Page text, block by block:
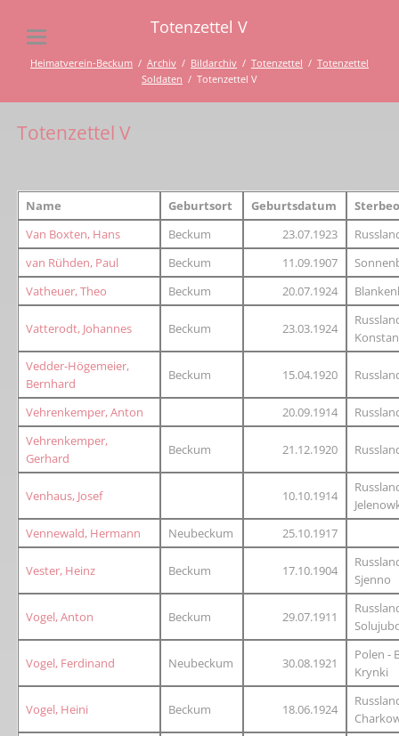
Totenzettel V
Heimatverein-Beckum Archiv Bildarchiv Totenzettel
Totenzettel
Soldaten
Totenzettel V
Totenzettel V
Name Geburtsort Geburtsdatum
Van Boxten, Hans
Beckum 23.07.1923
van Rühden, Paul
Beckum 11.09.1907
Vatheuer, Theo
Beckum 20.07.1924
Vatterodt, Johannes Beckum 23.03.1924
Vedder-Högemeier,
Bernhard
Beckum 15.04.1920
Vehrenkemper, Anton 20.09.1914
Vehrenkemper,
Gerhard
Beckum 21.12.1920
Venhaus, Josef 10.10.1914
Vennewald, Hermann
Neubeckum 25.10.1917
Vester, Heinz Beckum 17.10.1904
Sjenno
Vogel, Anton Beckum 29.07.1911
Vogel, Ferdinand Neubeckum 30.08.1921
Polen -
Krynki
Vogel, Heini Beckum 18.06.1924